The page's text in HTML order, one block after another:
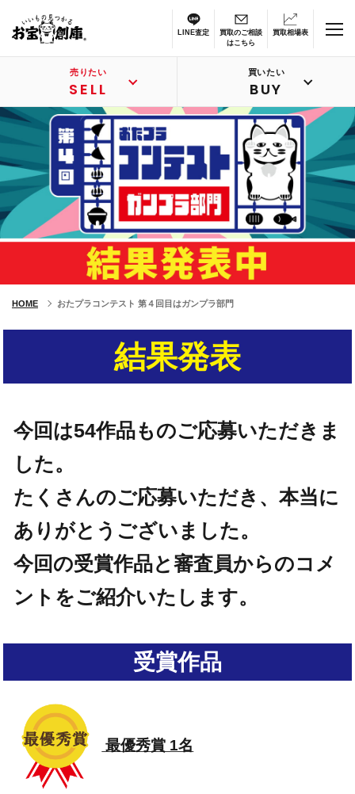
LINE査定
買取のご相談
はこちら
買取相場表
売りたい
SELL
買いたい
BUY
HOME おたプラコンテスト 第４回目はガンプラ部門
結果発表
今回は54作品ものご応募いただきま
した。
たくさんのご応募いただき、本当に
ありがとうございました。
今回の受賞作品と審査員からのコメ
ントをご紹介いたします。
受賞作品
最優秀賞 1名